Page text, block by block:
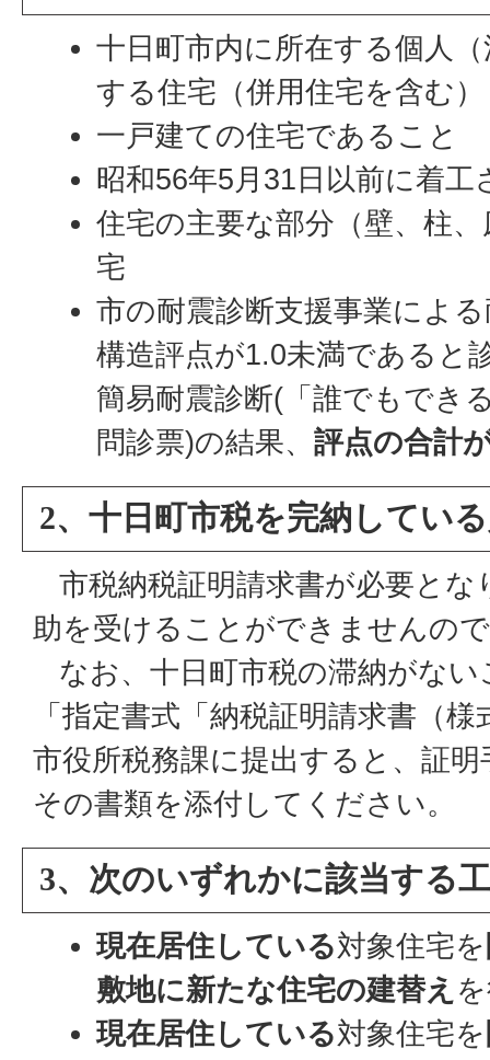
十日町市内に所在する個人
する住宅（併用住宅を含む）
一戸建ての住宅であること
昭和56年5月31日以前に着工
住宅の主要な部分（壁、柱
宅
市の耐震診断支援事業によ
構造評点が1.0未満であると
簡易耐震診断(「誰でもでき
問診票)の結果、評点の合計
2、十日町市税を完納してい
市税納税証明請求書が必要とな
助を受けることができませんの
なお、十日町市税の滞納がない
「指定書式「納税証明請求書（
市役所税務課に提出すると、証
その書類を添付してください。
3、次のいずれかに該当する
現在居住している対象住宅を
敷地に新たな住宅の建替え
現在居住している対象住宅を